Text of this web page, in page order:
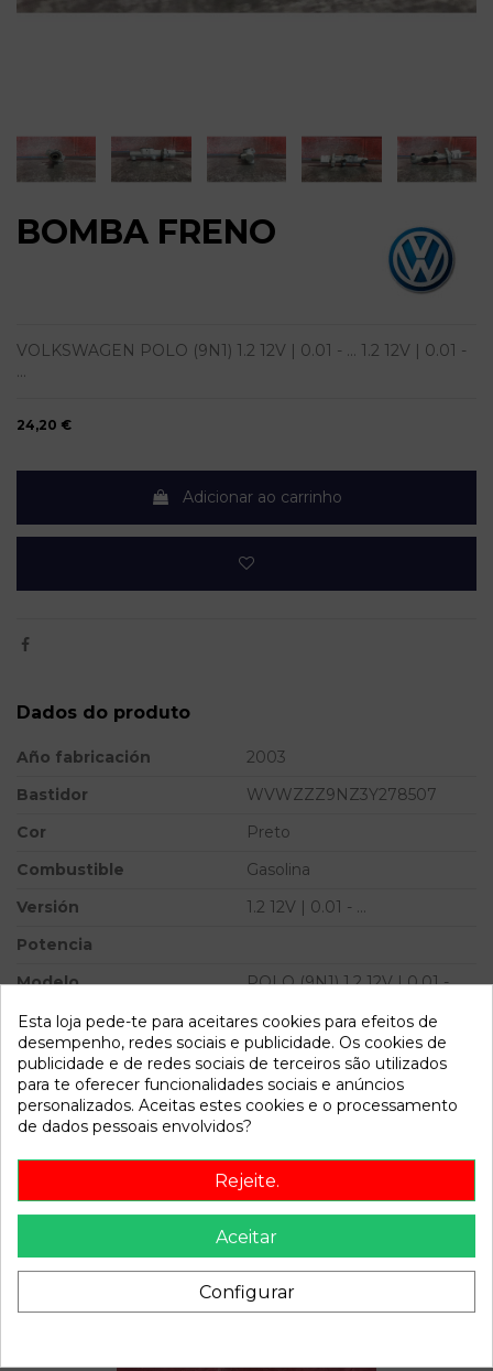
BOMBA FRENO
VOLKSWAGEN POLO (9N1) 1.2 12V | 0.01 - ... 1.2 12V | 0.01 -
...
24,20 €
Adicionar ao carrinho
Dados do produto
Año fabricación
2003
Bastidor
WVWZZZ9NZ3Y278507
Cor
Preto
Combustible
Gasolina
Versión
1.2 12V | 0.01 - ...
Potencia
Modelo
POLO (9N1) 1.2 12V | 0.01 - ...
Referência 799329
Disponível a partir de: 2022-04-06
Descrição
Recambio de bomba freno para volkswagen polo (9n1) 1.2
12v | 0.01 - ... 1.2 12v | 0.01 - ... referencia OEM IAM
Também poderá gostar
Esta loja pede-te para aceitares cookies para efeitos de
desempenho, redes sociais e publicidade. Os cookies de
publicidade e de redes sociais de terceiros são utilizados
para te oferecer funcionalidades sociais e anúncios
personalizados. Aceitas estes cookies e o processamento
de dados pessoais envolvidos?
Rejeite.
Aceitar
Configurar